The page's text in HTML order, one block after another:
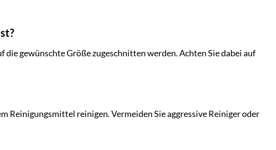
die gewünschte Größe zugeschnitten werden. Achten Sie dabei auf
Reinigungsmittel reinigen. Vermeiden Sie aggressive Reiniger oder